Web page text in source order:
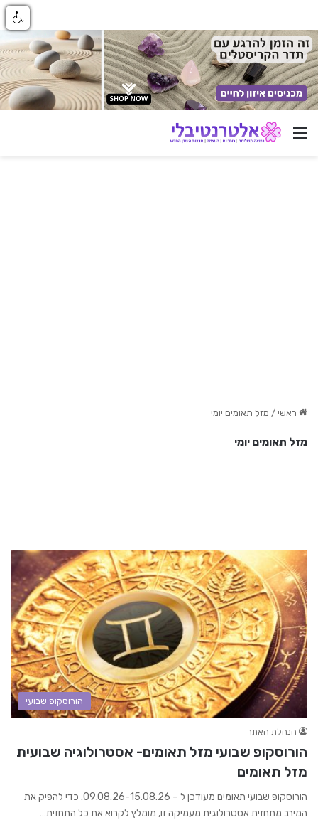
ניווט באתר
ראשי / מזל תאומים יומי
מזל תאומים יומי
הורוסקופ שבועי
הנהלת האתר
הורוסקופ שבועי מזל תאומים- אסטרולוגיה שבועית
מזל תאומים
הורוסקופ שבועי תאומים מעודכן ל – 09.08.26-15.08.26. כדי להפיק את
המירב מתחזית אסטרולוגית מעמיקה זו, מומלץ לקרוא את כל התחזית…